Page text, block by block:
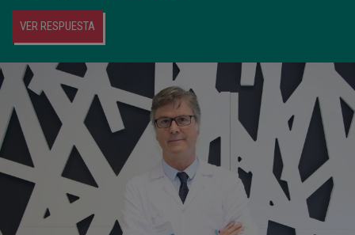
VER RESPUESTA